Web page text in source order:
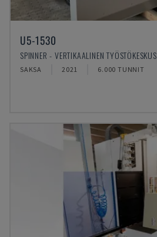
U5-1530
SPINNER - VERTIKAALINEN TYÖSTÖKESKUS
SAKSA 2021 6.000 TUNNIT